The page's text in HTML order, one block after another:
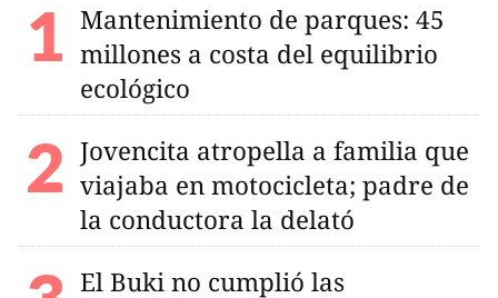
Mantenimiento de parques: 45
millones a costa del equilibrio
ecológico
Jovencita atropella a familia que
viajaba en motocicleta; padre de
la conductora la delató
El Buki no cumplió las